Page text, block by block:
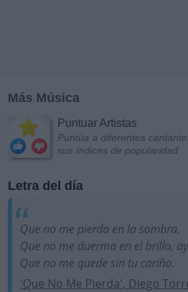
Más Música
Puntuar Artistas
Puntúa a diferentes
sus índices de popularidad
Letra del día
Que no me pierda en la sombra,
Que no me duerma en el brillo,
Que no me quede sin tu cariño.
'Que No Me Pierda', Diego